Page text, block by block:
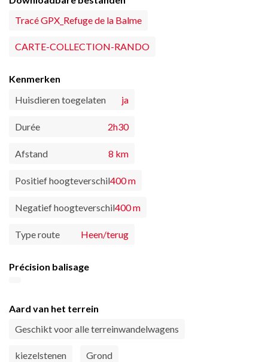
Tracé GPX_Refuge de la Balme
CARTE-COLLECTION-RANDO
Kenmerken
Huisdieren toegelaten
ja
Durée 2h30
Afstand 8 km
Positief hoogteverschil400 m
Negatief hoogteverschil400 m
Type route Heen/terug
Précision balisage
Aard van het terrein
Geschikt voor alle terreinwandelwagens
kiezelstenen Grond